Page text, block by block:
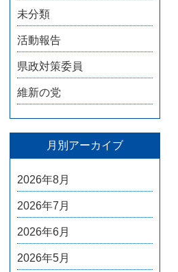
未分類
活動報告
県政対策委員
維新の党
月別アーカイブ
2026年8月
2026年7月
2026年6月
2026年5月